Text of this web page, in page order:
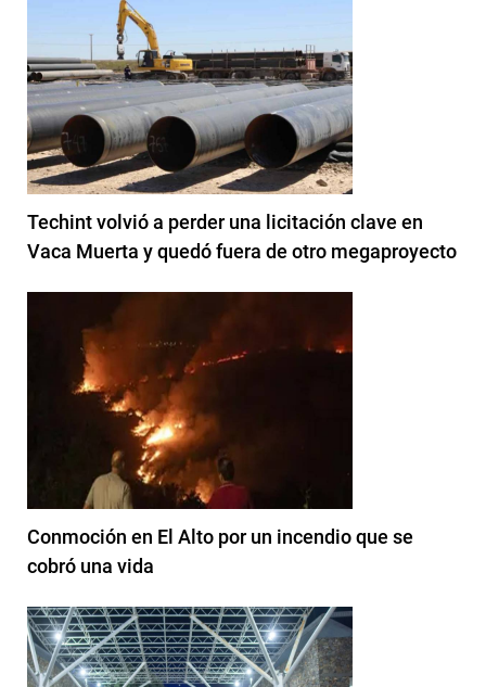
Techint volvió a perder una licitación clave en
Vaca Muerta y quedó fuera de otro megaproyecto
Conmoción en El Alto por un incendio que se
cobró una vida